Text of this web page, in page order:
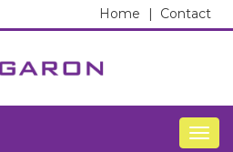
Contact
Home |